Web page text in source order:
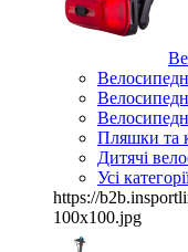
Пляшки та
Дитячі
Усі
https://
100x100.jpg